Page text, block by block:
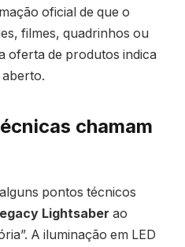
oficial de que o
filmes, quadrinhos ou
oferta de produtos indica
chamam
pontos técnicos
Lightsaber ao
A iluminação em LED